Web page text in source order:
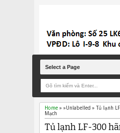
Select a Page
Home » »Unlabelled » Tủ lạnh
Mạch
Tủ lạnh LF-300